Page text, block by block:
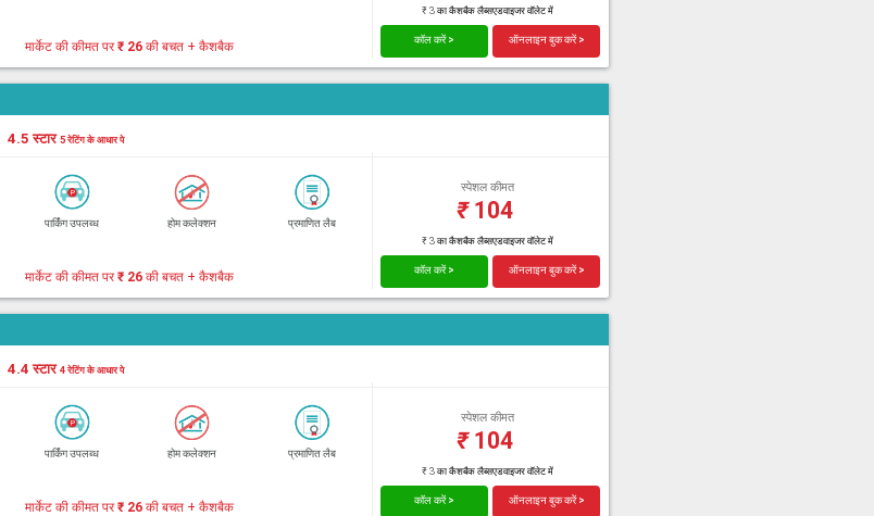
₹ 3 का कैशबैक लैब्सएडवाइजर वॉलेट में
मार्केट की कीमत पर₹ 26की बचत + कैशबैक कॉल करें > ऑनलाइन बुक करें >
4.5 स्टार5 रेटिंग के आधार पे
पार्किंग उपलब्ध होम कलेक्शन प्रमाणित लैब
स्पेशल कीमत
₹104
₹ 3 का कैशबैक लैब्सएडवाइजर वॉलेट में
मार्केट की कीमत पर₹ 26की बचत + कैशबैक कॉल करें > ऑनलाइन बुक करें >
4.4 स्टार4 रेटिंग के आधार पे
पार्किंग उपलब्ध होम कलेक्शन प्रमाणित लैब
स्पेशल कीमत
₹104
₹ 3 का कैशबैक लैब्सएडवाइजर वॉलेट में
मार्केट की कीमत पर₹ 26की बचत + कैशबैक कॉल करें > ऑनलाइन बुक करें >